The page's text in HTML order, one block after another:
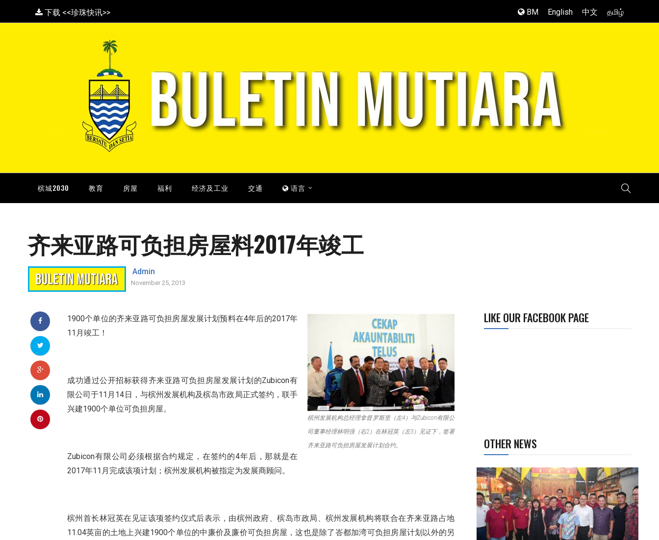
下载 <<珍珠快讯>> BM English 中文 தமிழ்
槟城2030 教育 房屋 福利 经济及工业 交通 语言
齐来亚路可负担房屋料2017年竣工
Admin
November 25, 2013
槟州发展机构总经理拿督罗斯里（左4）与Zubicon有限公
司董事经理林明强（右2）在林冠英（左3）见证下，签署
齐来亚路可负担房屋发展计划合约。
1900个单位的齐来亚路可负担房屋发展计划预料在4年后的2017年
11 月竣工！
成功通过公开招标获得齐来亚路可负担房屋发展计划的Zubicon有
限公司于11 月 14 日，与槟州发展机构及槟岛市政局正式签约，联手
兴建1900个单位可负担房屋。
Zubicon有限公司必须根据合约规定，在签约的4年后，那就是在
2017年11 月完成该项计划；槟州发展机构被指定为发展商顾问。
槟州首长林冠英在见证该项签约仪式后表示，由槟州政府、槟岛市政局、槟州发展机构将联合在齐来亚路占地
11.04英亩的土地上兴建1900个单位的中廉价及廉价可负担房屋，这也是除了峇都加湾可负担房屋计划以外的另
LIKE OUR FACEBOOK PAGE
OTHER NEWS